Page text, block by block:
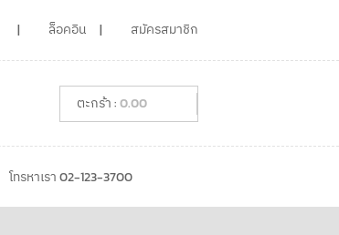
ล็อคอิน สมัครสมาชิก
0.00
โทรหาเรา 02-123-3700